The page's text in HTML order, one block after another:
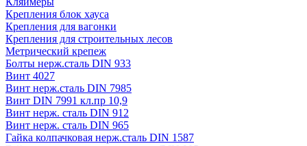
Крепления блок хауса
Крепления для вагонки
Крепления для строительных лесов
Метрический крепеж
Болты нерж.сталь DIN 933
Винт 4027
Винт нерж.сталь DIN 7985
Винт DIN 7991 кл.пр 10,9
Винт нерж. сталь DIN 912
Винт нерж. сталь DIN 965
Гайка колпачковая нерж.сталь DIN 1587